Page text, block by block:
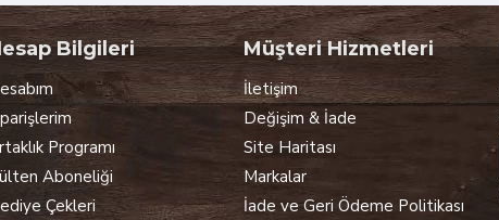
Bilgileri
Programı
Aboneliği
Çekleri
Müşteri Hizmetleri
İletişim
Değişim & İade
Site Haritası
Markalar
İade ve Geri Ödeme Politikası